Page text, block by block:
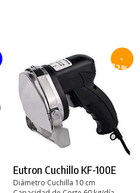
-
32%
Eutron Cuchillo KF-100E
Diámetro Cuchilla 10 cm